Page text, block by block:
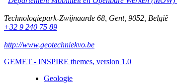
Technologiepark-Zwijnaarde 68 Gent, 9052 België
+32 9 240 75 89
http://www.geotechniekvo.be
GEMET - INSPIRE themes, version 1.0
Geologie